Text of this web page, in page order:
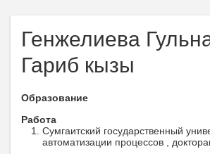
Генжелиева
Гариб кызы
Образование
Работа
Сумгаитский государственный
автоматизации процессов ,